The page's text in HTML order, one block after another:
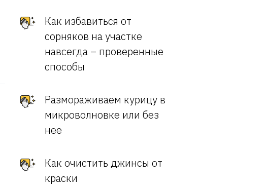
Как избавиться от
сорняков на участке
навсегда – проверенные
способы
Размораживаем курицу в
микроволновке или без
нее
Как очистить джинсы от
краски